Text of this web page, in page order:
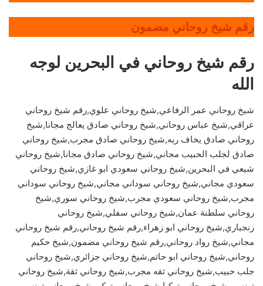
رقم شيخ روحاني مضمون
رقم شيخ روحاني في البحرين لوجه
الله
شيخ روحاني عمر الرفاعي,شيخ روحاني علوي,رقم شيخ روحاني
عراقي,شيخ عباس روحاني,شيخ روحاني صادق يعالج مجانا,شيخ
روحاني صادق يخاف ربه,شيخ روحاني صادق مجرب,شيخ روحاني
صادق لجلب الحبيب مجاني,شيخ روحاني صادق مجانا,شيخ روحاني
شيعي في البحرين,شيخ روحاني سعودي ابو غازي,شيخ روحاني
سعودي مجاني,شيخ روحاني سوداني مجاني,شيخ روحاني سوداني
مجرب,شيخ روحاني سعودي مجرب,شيخ روحاني سوري,شيخ
روحاني سلطنة عمان,شيخ روحاني سفلي,شيخ روحاني
زنجباري,شيخ روحاني ابو زهراء,رقم شيخ روحاني,رقم شيخ روحاني
مجاني,شيخ رواد روحاني,رقم شيخ روحاني مضمون,شيخ حكيم
روحاني,شيخ روحاني ابو حاتم,شيخ روحاني جزائري,شيخ روحاني
جلب حبيب,شيخ روحاني ثقه مجرب,شيخ روحاني ثقة,شيخ روحاني